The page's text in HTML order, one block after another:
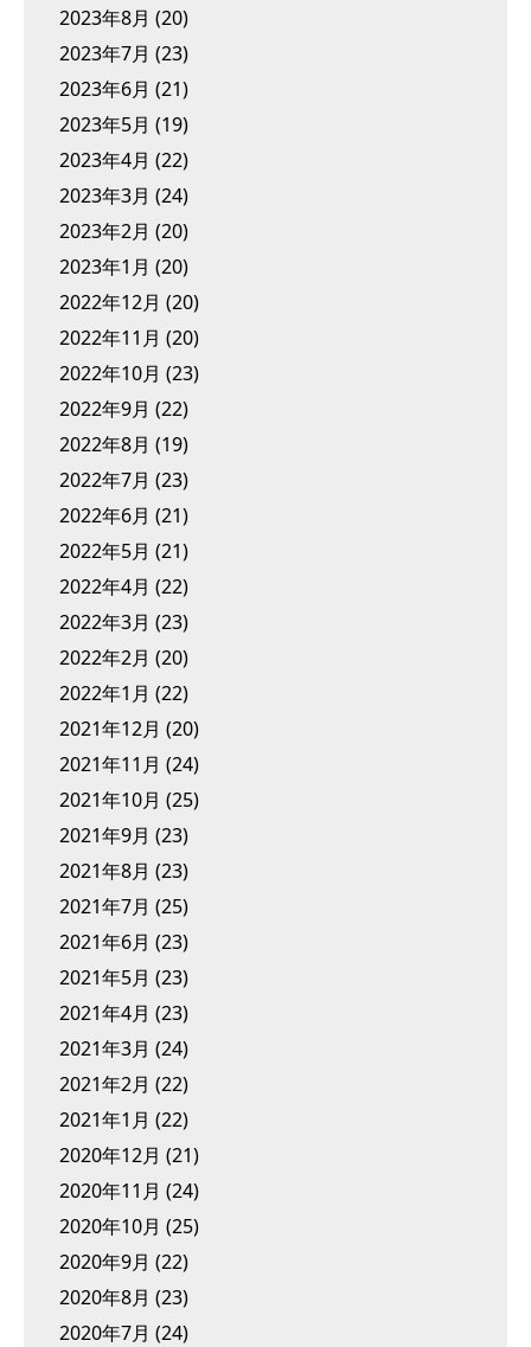
2023年8月 (20)
2023年7月 (23)
2023年6月 (21)
2023年5月 (19)
2023年4月 (22)
2023年3月 (24)
2023年2月 (20)
2023年1月 (20)
2022年12月 (20)
2022年11月 (20)
2022年10月 (23)
2022年9月 (22)
2022年8月 (19)
2022年7月 (23)
2022年6月 (21)
2022年5月 (21)
2022年4月 (22)
2022年3月 (23)
2022年2月 (20)
2022年1月 (22)
2021年12月 (20)
2021年11月 (24)
2021年10月 (25)
2021年9月 (23)
2021年8月 (23)
2021年7月 (25)
2021年6月 (23)
2021年5月 (23)
2021年4月 (23)
2021年3月 (24)
2021年2月 (22)
2021年1月 (22)
2020年12月 (21)
2020年11月 (24)
2020年10月 (25)
2020年9月 (22)
2020年8月 (23)
2020年7月 (24)